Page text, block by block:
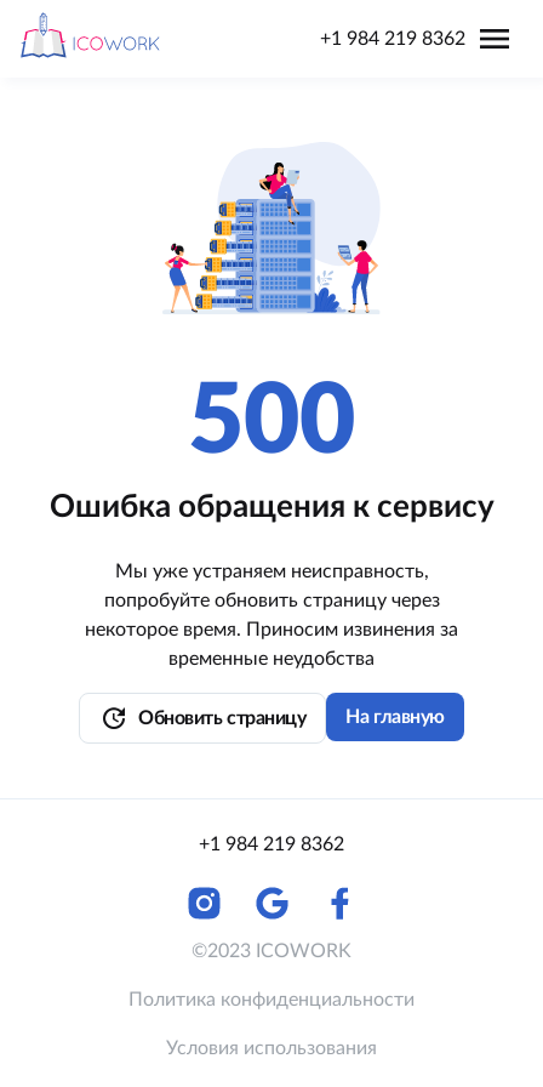
+1 984 219 8362 menu
500
Ошибка обращения к сервису
Мы уже устраняем неисправность,
попробуйте обновить страницу через
некоторое время. Приносим извинения за
временные неудобства
update Обновить страницу На главную
+1 984 219 8362
©2023 ICOWORK
Политика конфиденциальности
Условия использования